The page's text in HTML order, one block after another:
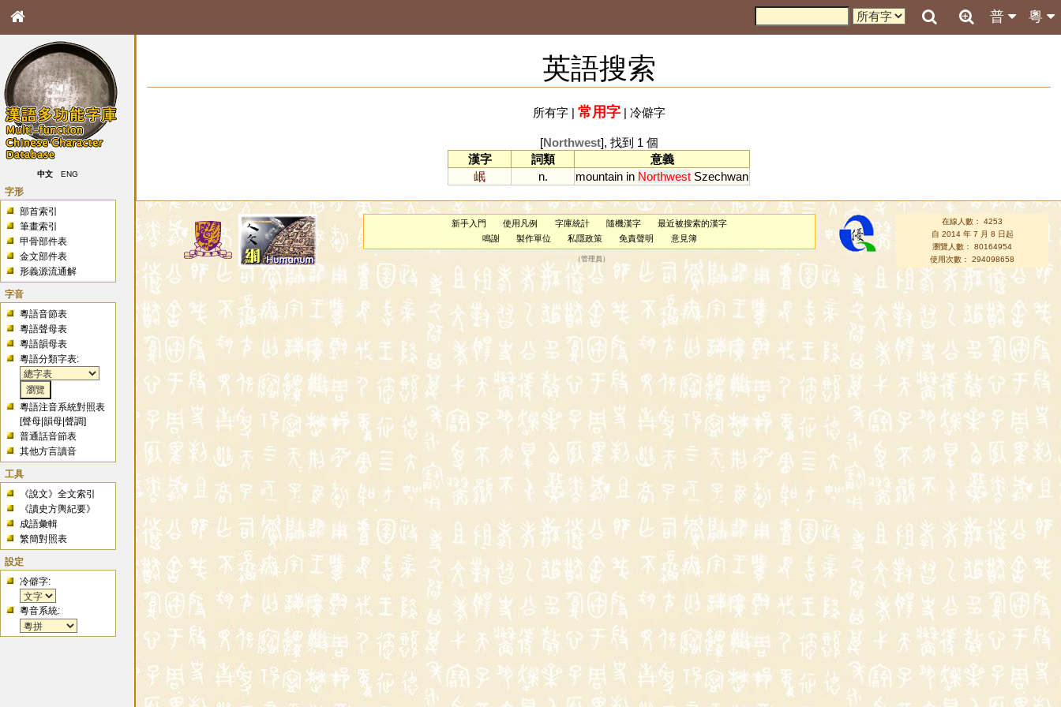
粵
普
中文 ENG
字形
部首索引
筆畫索引
甲骨部件表
金文部件表
形義源流通解
字音
粵語音節表
粵語聲母表
粵語韻母表
粵語分類字表:
粵語注音系統對照表
[聲母 |韻母 |聲調]
普通話音節表
其他方言讀音
工具
《說文》全文索引
《讀史方輿紀要》
成語彙輯
繁簡對照表
設定
冷僻字:
粵音系統:
英語搜索
所有字| 常用字| 冷僻字
[Northwest], 找到 1 個
漢字
詞類
意義
岷
n. mountain in Northwest Szechwan
新手入門 使用凡例 字庫統計 隨機漢字
最近被搜索的漢字
鳴謝
製作單位 私隱政策 免責聲明 意見簿
（管理員 ）
在線人數： 4253
自 2014 年 7 月 8 日起
瀏覽人數： 80164954
使用次數： 294098658